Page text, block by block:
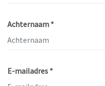
Achternaam *
E-mailadres *